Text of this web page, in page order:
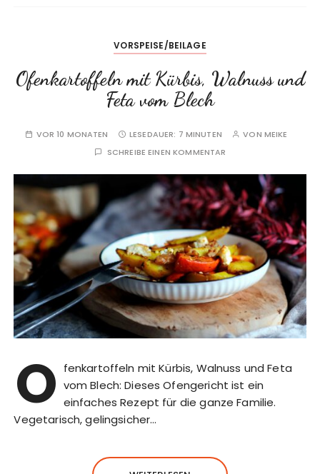
VORSPEISE/BEILAGE
Ofenkartoffeln mit Kürbis, Walnuss und
Feta vom Blech
VOR 10 MONATEN LESEDAUER: 7 MINUTEN VON MEIKE
SCHREIBE EINEN KOMMENTAR
O fenkartoffeln mit Kürbis, Walnuss und Feta
vom Blech: Dieses Ofengericht ist ein
einfaches Rezept für die ganze Familie.
Vegetarisch, gelingsicher…